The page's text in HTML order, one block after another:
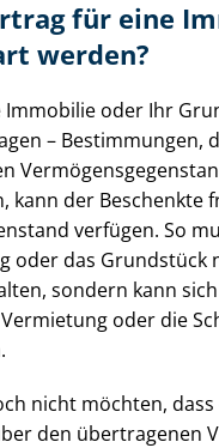
für eine
werden?
Immobilie oder Ihr
– Bestimmungen,
kann der Beschenkte
verfügen. So
oder das Grundstück
sondern kann
oder die
nicht möchten,
den übertragenen